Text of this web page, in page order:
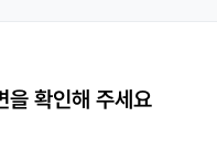
을 확인해 주세요